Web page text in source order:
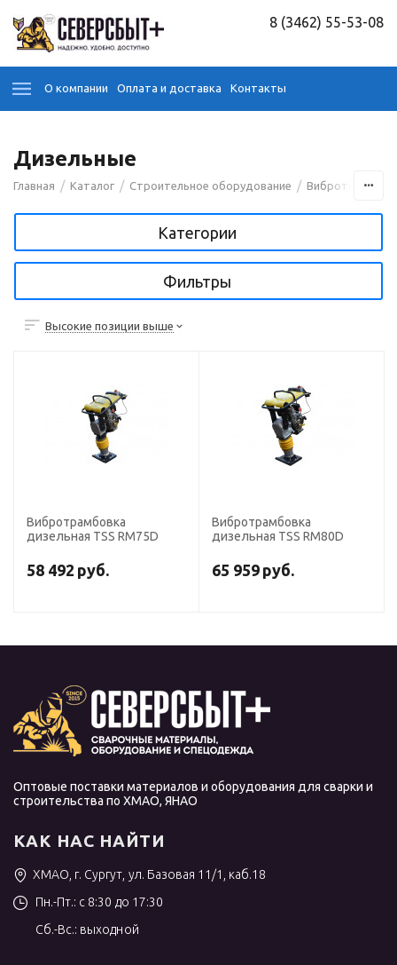
8 (3462) 55-53-08
О компании Оплата и доставка Контакты
Дизельные
Главная / Каталог / Строительное оборудование /
Категории
Фильтры
Высокие позиции выше
Вибротрамбовка
дизельная TSS RM75D
58 492 руб.
Вибротрамбовка
дизельная TSS RM80D
65 959 руб.
Оптовые поставки материалов и оборудования для сварки и
строительства по ХМАО, ЯНАО
КАК НАС НАЙТИ
ХМАО, г. Сургут, ул. Базовая 11/1, каб.18
Пн.-Пт.: с 8:30 до 17:30
Сб.-Вс.: выходной